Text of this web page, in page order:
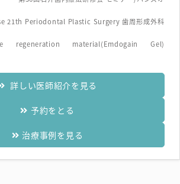
21th Periodontal Plastic Surgery 歯周形成外科
regeneration material(Emdogain Gel)
詳しい医師紹介を見る
予約をとる
治療事例を見る